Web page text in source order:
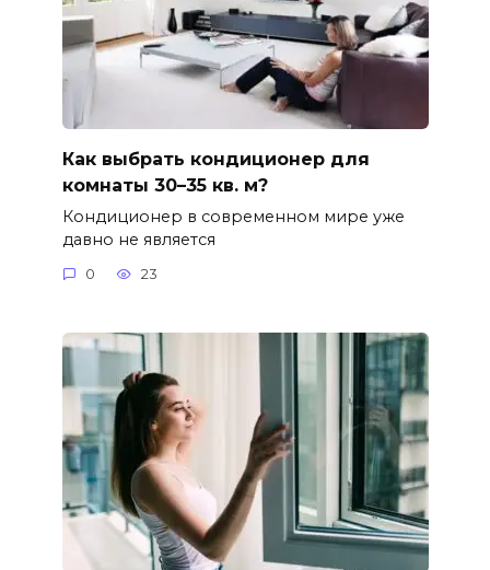
Как выбрать кондиционер для
комнаты 30–35 кв. м?
Кондиционер в современном мире уже
давно не является
0 23